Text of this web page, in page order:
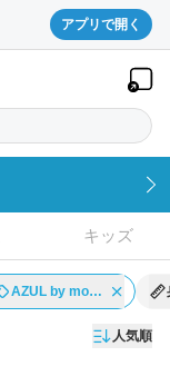
アプリで開く
キッズ
AZUL by mo…
人気順